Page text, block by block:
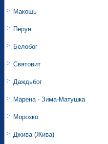
Макошь
Перун
Белобог
Святовит
Даждьбог
Марена - Зима-Матушка
Морозко
Джива (Жива)